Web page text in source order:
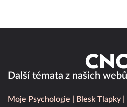
Další témata z našich webů
Moje Psychologie Blesk Tlapky